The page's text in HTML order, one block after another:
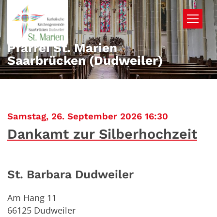
Zum Inhalt springen
Pfarrei St. Marien
Saarbrücken (Dudweiler)
Samstag, 26. September 2026 16:30
Dankamt zur Silberhochzeit
St. Barbara Dudweiler
Am Hang 11
66125 Dudweiler